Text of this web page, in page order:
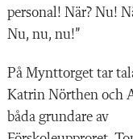
personal! När? Nu!
Nu, nu, nu!”
På Mynttorget tar
Katrin Nörthen och
båda grundare av